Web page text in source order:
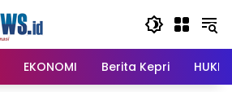
EKONOMI Berita Kepri